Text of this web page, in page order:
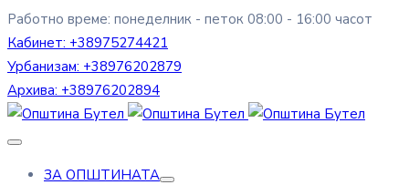
Работно време: понеделник - петок 08:00 - 16:00 часот
Кабинет: +38975274421
Урбанизам: +38976202879
Архива: +38976202894
ЗА ОПШТИНАТА